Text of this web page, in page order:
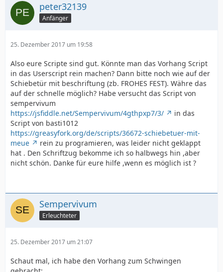
peter32139
Anfänger
25. Dezember 2017 um 19:58
Also eure Scripte sind gut. Könnte man das Vorhang Script
in das Userscript rein machen? Dann bitte noch wie auf der
Schiebetür mit beschriftung (zb. FROHES FEST). Währe das
auf der schnelle möglich? Habe versucht das Script von
sempervivum
https://jsfiddle.net/Sempervivum/4gthpxp7/3/
in das
Script von basti1012
https://greasyfork.org/de/scripts/36672-schiebetuer-mit-
meue
rein zu programieren, was leider nicht geklappt
hat . Den Schriftzug bekomme ich so halbwegs hin ,aber
nicht schön. Danke für eure hilfe ,wenn es möglich ist ?
Sempervivum
Erleuchteter
25. Dezember 2017 um 21:07
Schaut mal, ich habe den Vorhang zum Schwingen